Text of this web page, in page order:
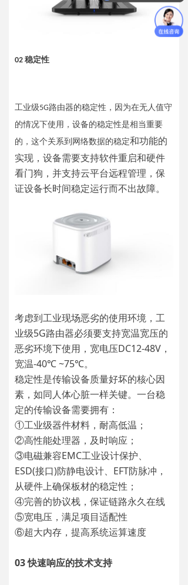
02 稳定性
工业级5G路由器的稳定性，因为在无人值守
的情况下使用，设备的稳定性是相当重要
的，这个关系到网络数据的稳定和功能的
实现，设备需要支持软件重启和硬件
看门狗，并支持云平台远程管理，保
证设备长时间稳定运行而不出故障。
考虑到工业现场恶劣的使用环境，工
业级5G路由器必须要支持宽温宽压的
恶劣环境下使用，宽电压DC12-48V，
宽温-40℃ ~75℃。
稳定性是传输设备质量好坏的核心因
素，如同人体心脏一样关键。一台稳
定的传输设备需要拥有：
①工业级器件材料，耐高低温；
②高性能处理器，及时响应；
③电磁兼容EMC工业设计保护、
ESD(接口)防静电设计、EFT防脉冲，
从硬件上确保板材的稳定性；
④完善的协议栈，保证链路永久在线
⑤宽电压，满足项目适配性
⑥超大内存，提高系统运算速度
03 快速响应的技术支持